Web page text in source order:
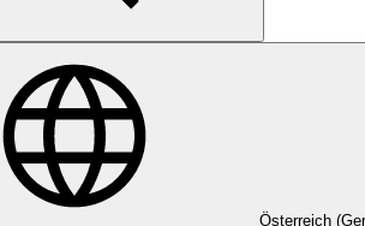
Österreich